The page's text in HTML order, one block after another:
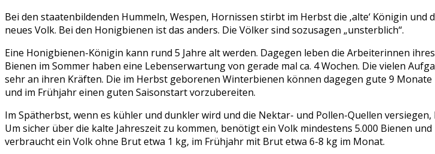
Bei den staatenbildenden Hummeln, Wespen, Hornissen stirbt im Herbst die ‚alte‘ Königin
neues Volk. Bei den Honigbienen ist das anders. Die Völker sind sozusagen „unsterblich“.
Eine Honigbienen-Königin kann rund 5 Jahre alt werden. Dagegen leben die Arbeiterinnen
Bienen im Sommer haben eine Lebenserwartung von gerade mal ca. 4 Wochen. Die vielen
sehr an ihren Kräften. Die im Herbst geborenen Winterbienen können dagegen gute 9
und im Frühjahr einen guten Saisonstart vorzubereiten.
Im Spätherbst, wenn es kühler und dunkler wird und die Nektar- und Pollen-Quellen
Um sicher über die kalte Jahreszeit zu kommen, benötigt ein Volk mindestens 5.000 Bienen
verbraucht ein Volk ohne Brut etwa 1 kg, im Frühjahr mit Brut etwa 6-8 kg im Monat.